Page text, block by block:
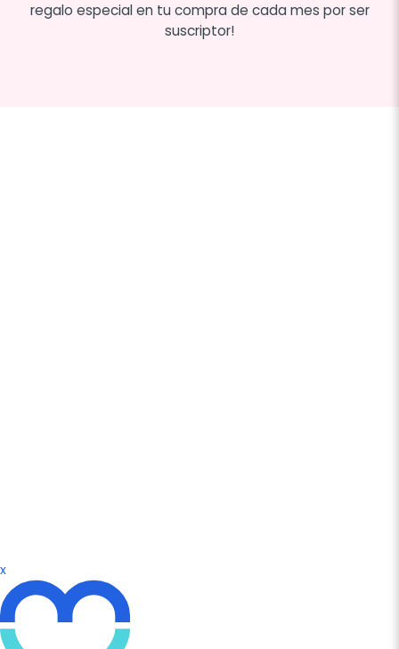
regalo especial en tu compra de cada mes por ser
suscriptor!
x